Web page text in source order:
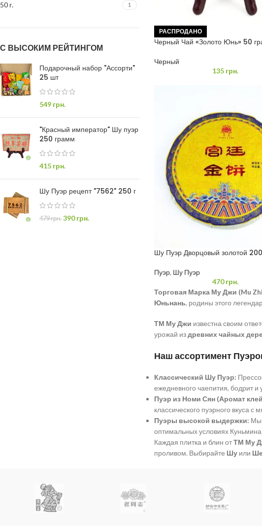
50 г. 1
С ВЫСОКИМ РЕЙТИНГОМ
Подарочный набор "Ассорти"
25 шт
549 грн.
"Красный император" Шу пуэр
250 грамм
415 грн.
Шу Пуэр рецепт "7562" 250 г
479грн. 390грн.
РАСПРОДАНО
Черный Чай «Золото Юнь» 50
Черный
135 грн.
Шу Пуэр Дворцовый золотой
Пуэр, Шу Пуэр
470грн.
Торговая Марка Му Джи (Mu
Юньнань, родины этого
ТМ Му Джи известна своим
урожай издревних чайных
Наш ассортимент
Классический Шу Пуэр:
ежедневного чаепития, бодрит
Пуэр из Номи Сян (Аромат
классического пуэрного вкуса с
Пуэры высокой выдержки: Мы
оптимальных условиях Куньмина
Каждая плитка и блин отТМ Му
проливом. Выбирайте Шуили